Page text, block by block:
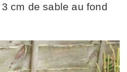
cm de sable au fond